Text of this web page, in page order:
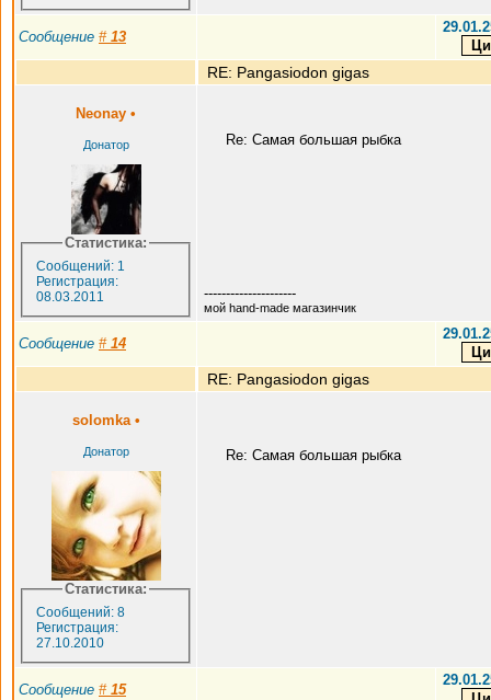
Сообщение # 13
RE: Pangasiodon gigas
Neonay •
Донатор
Статистика:
Сообщений: 1
Регистрация:
08.03.2011
Re: Самая большая рыбка
---------------------
мой hand-made магазинчик
Сообщение # 14
RE: Pangasiodon gigas
solomka •
Донатор
Статистика:
Сообщений: 8
Регистрация:
27.10.2010
Re: Самая большая рыбка
Сообщение # 15